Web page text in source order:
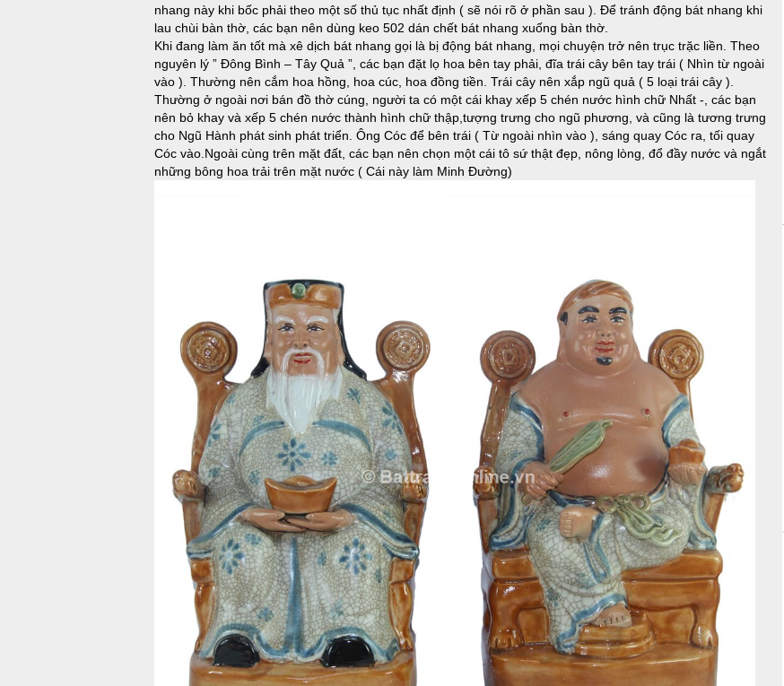
nhang này khi bốc phải theo một số thủ tục nhất định ( sẽ nói rõ ở phần sau ). Để tránh động bát nhang khi
lau chùi bàn thờ, các bạn nên dùng keo 502 dán chết bát nhang xuống bàn thờ.
Khi đang làm ăn tốt mà xê dịch bát nhang gọi là bị động bát nhang, mọi chuyện trở nên trục trặc liền. Theo
nguyên lý ” Đông Bình – Tây Quả ”, các bạn đặt lọ hoa bên tay phải, đĩa trái cây bên tay trái ( Nhìn từ ngoài
vào ). Thường nên cắm hoa hồng, hoa cúc, hoa đồng tiền. Trái cây nên xắp ngũ quả ( 5 loại trái cây ).
Thường ở ngoài nơi bán đồ thờ cúng, người ta có một cái khay xếp 5 chén nước hình chữ Nhất -, các bạn
nên bỏ khay và xếp 5 chén nước thành hình chữ thập,tượng trưng cho ngũ phương, và cũng là tương trưng
cho Ngũ Hành phát sinh phát triển. Ông Cóc để bên trái ( Từ ngoài nhìn vào ), sáng quay Cóc ra, tối quay
Cóc vào.Ngoài cùng trên mặt đất, các bạn nên chọn một cái tô sứ thật đẹp, nông lòng, đổ đầy nước và ngắt
những bông hoa trải trên mặt nước ( Cái này làm Minh Đường)